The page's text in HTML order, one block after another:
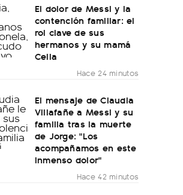
El dolor de Messi y la
contención familiar: el
rol clave de sus
hermanos y su mamá
Celia
Hace 24 minutos
El mensaje de Claudia
Villafañe a Messi y su
familia tras la muerte
de Jorge: "Los
acompañamos en este
inmenso dolor"
Hace 42 minutos